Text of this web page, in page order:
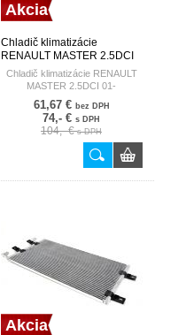
Akcia
Chladič klimatizácie
RENAULT MASTER 2.5DCI
01- HART
Chladič klimatizácie RENAULT
MASTER 2.5DCI 01-
61,67 € bez DPH
74,- € s DPH
104,- €s DPH
Akcia